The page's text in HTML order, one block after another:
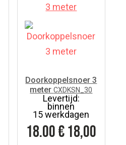
Doorkoppelsnoer 3
meterCXDKSN_30
Levertijd:
binnen
15 werkdagen
18.00€ 18,00